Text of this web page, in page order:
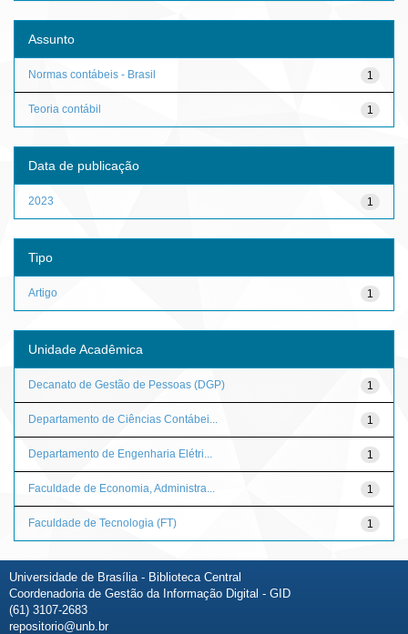
Assunto
1
Normas contábeis - Brasil
1
Teoria contábil
Data de publicação
1
2023
Tipo
1
Artigo
Unidade Acadêmica
1
Decanato de Gestão de Pessoas (DGP)
1
Departamento de Ciências Contábei...
1
Departamento de Engenharia Elétri...
1
Faculdade de Economia, Administra...
1
Faculdade de Tecnologia (FT)
Universidade de Brasília - Biblioteca Central
Coordenadoria de Gestão da Informação Digital - GID
(61) 3107-2683
repositorio@unb.br